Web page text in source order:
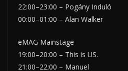
22:00–23:00 – Pogány Induló
00:00–01:00 – Alan Walker
eMAG Mainstage
19:00–20:00 – This is US.
21:00–22:00 – Manuel